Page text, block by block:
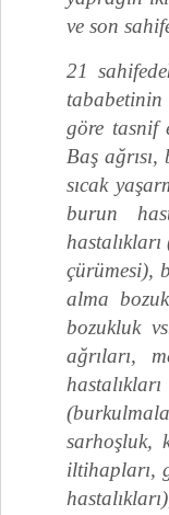
ve son
21
tababetinin
göre tasnif
Baş
sıcak
burun
çürümesi),
alma
bozuk­luk
ağrıları,
sarhoşluk,
iltihapları,